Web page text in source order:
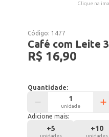
Clique na
Código: 1477
Café com Leite
R$ 16,90
Quantidade:
unidade
Adicione mais:
+5
unidades
+10
unidades